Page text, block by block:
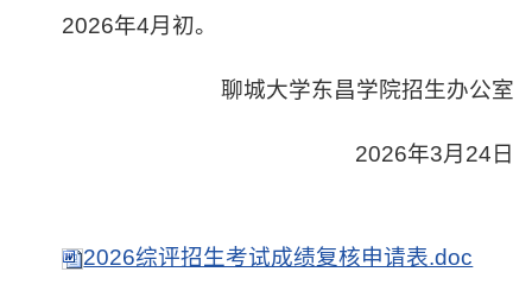
2026年4月初。
聊城大学东昌学院招生办公室
2026年3月24日
2026综评招生考试成绩复核申请表.doc